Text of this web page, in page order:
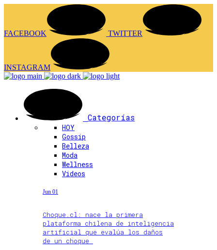
FACEBOOK TWITTER
INSTAGRAM
Categorías
HOY
Gossip
Belleza
Moda
Wellness
Videos
Jun 01
Choque.cl: nace la primera
plataforma chilena de inteligencia
artificial que evalúa los daños
de un choque